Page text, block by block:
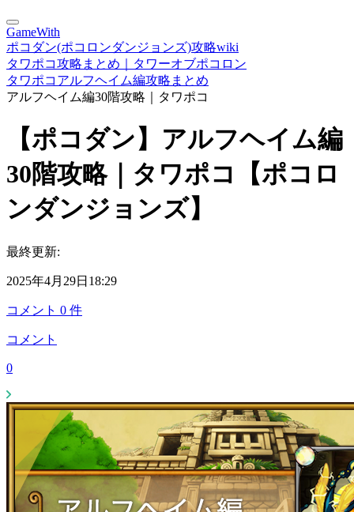
GameWith
ポコダン(ポコロンダンジョンズ)攻略wiki
タワポコ攻略まとめ｜タワーオブポコロン
タワポコアルフヘイム編攻略まとめ
アルフヘイム編30階攻略｜タワポコ
【ポコダン】アルフヘイム編
30階攻略｜タワポコ【ポコロ
ンダンジョンズ】
最終更新:
2025年4月29日18:29
コメント 0 件
コメント
0